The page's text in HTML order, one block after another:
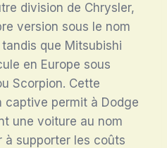
division de Chrysler,
version sous le nom
que Mitsubishi
en Europe sous
Scorpion. Cette
captive permit à Dodge
une voiture au nom
à supporter les coûts